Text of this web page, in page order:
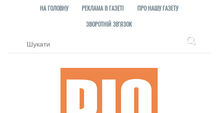
НА ГОЛОВНУ РЕКЛАМА В ГАЗЕТІ
ПРО НАШУ ГАЗЕТУ
ЗВОРОТНІЙ ЗВ'ЯЗОК